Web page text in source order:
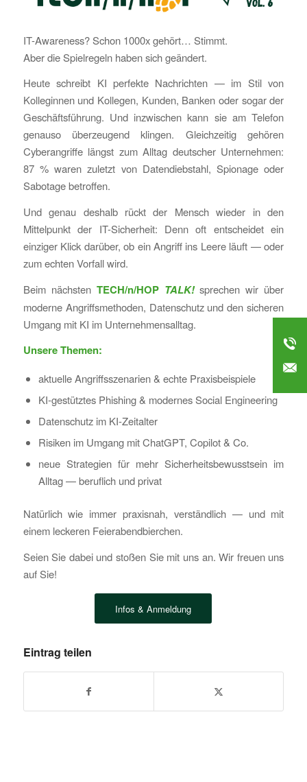
IT-Awareness? Schon 1000x gehört… Stimmt.
Aber die Spielregeln haben sich geändert.
Heute schreibt KI perfekte Nachrichten — im Stil von
Kolleginnen und Kollegen, Kunden, Banken oder sogar der
Geschäftsführung. Und inzwischen kann sie am Telefon
genauso überzeugend klingen. Gleichzeitig gehören
Cyberangriffe längst zum Alltag deutscher Unternehmen:
87 % waren zuletzt von Datendiebstahl, Spionage oder
Sabotage betroffen.
Und genau deshalb rückt der Mensch wieder in den
Mittelpunkt der IT-Sicherheit: Denn oft entscheidet ein
einziger Klick darüber, ob ein Angriff ins Leere läuft — oder
zum echten Vorfall wird.
Beim nächsten TECH/n/HOP TALK!sprechen wir über
moderne Angriffsmethoden, Datenschutz und den sicheren
Umgang mit KI im Unternehmensalltag.
Unsere Themen:
aktuelle Angriffsszenarien & echte Praxisbeispiele
KI-gestütztes Phishing & modernes Social Engineering
Datenschutz im KI-Zeitalter
Risiken im Umgang mit ChatGPT, Copilot & Co.
neue Strategien für mehr Sicherheitsbewusstsein im
Alltag — beruflich und privat
Natürlich wie immer praxisnah, verständlich — und mit
einem leckeren Feierabendbierchen.
Seien Sie dabei und stoßen Sie mit uns an. Wir freuen uns
auf Sie!
Infos & Anmeldung
Eintrag teilen